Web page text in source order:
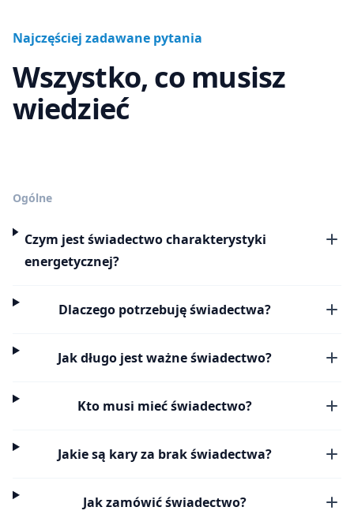
Najczęściej zadawane pytania
Wszystko, co musisz
wiedzieć
Ogólne
Czym jest świadectwo charakterystyki
energetycznej?
Dlaczego potrzebuję świadectwa?
Jak długo jest ważne świadectwo?
Kto musi mieć świadectwo?
Jakie są kary za brak świadectwa?
Jak zamówić świadectwo?